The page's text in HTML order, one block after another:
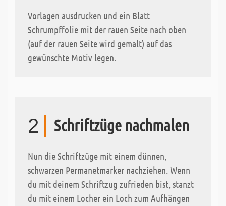
Vorlagen ausdrucken und ein Blatt
Schrumpffolie mit der rauen Seite nach oben
(auf der rauen Seite wird gemalt) auf das
gewünschte Motiv legen.
2 Schriftzüge nachmalen
Nun die Schriftzüge mit einem dünnen,
schwarzen Permanetmarker nachziehen. Wenn
du mit deinem Schriftzug zufrieden bist, stanzt
du mit einem Locher ein Loch zum Aufhängen